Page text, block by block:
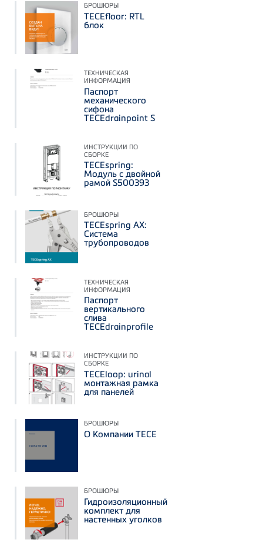
БРОШЮРЫ
TECEfloor: RTL
блок
ТЕХНИЧЕСКАЯ
ИНФОРМАЦИЯ
Паспорт
механического
сифона
TECEdrainpoint S
ИНСТРУКЦИИ ПО
СБОРКЕ
TECEspring:
Модуль с двойной
рамой S500393
БРОШЮРЫ
TECEspring AX:
Система
трубопроводов
ТЕХНИЧЕСКАЯ
ИНФОРМАЦИЯ
Паспорт
вертикального
слива
TECEdrainprofile
ИНСТРУКЦИИ ПО
СБОРКЕ
TECEloop: urinal
монтажная рамка
для панелей
БРОШЮРЫ
О Компании ТЕСЕ
БРОШЮРЫ
Гидроизоляционный
комплект для
настенных уголков